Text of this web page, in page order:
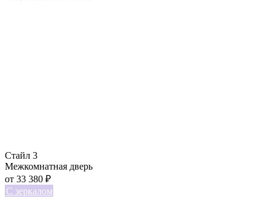
Стайл 3
Межкомнатная дверь
от 33 380 ₽
С зеркалом